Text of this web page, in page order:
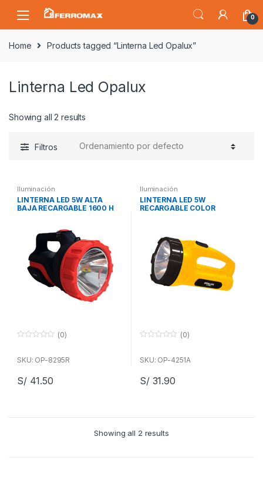
la
navegación
contenido
0
Home Products tagged “Linterna Led Opalux”
Linterna Led Opalux
Showing all 2 results
Filtros
Iluminación
LINTERNA LED 5W ALTA
BAJA RECARGABLE 1600 H
u
a
d
(0)
SKU: OP-8295R
S/41.50
Iluminación
LINTERNA LED 5W
RECARGABLE COLOR
u
a
d
(0)
SKU: OP-4251A
S/31.90
Showing all 2 results